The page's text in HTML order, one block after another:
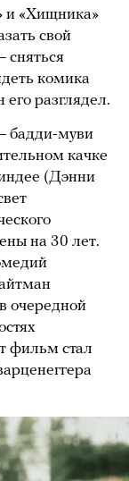
и «Хищника»
свой
сняться
комика
разглядел.
бадди-муви
качке
(Дэнни
на 30 лет.
очередной
фильм стал